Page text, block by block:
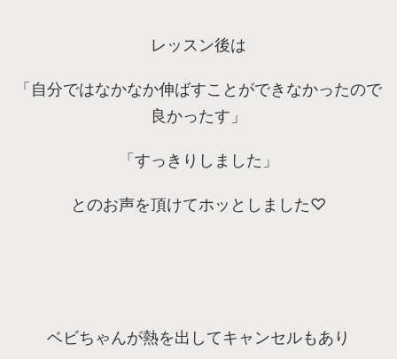
レッスン後は
「自分ではなかなか伸ばすことができなかったので
良かったす」
「すっきりしました」
とのお声を頂けてホッとしました♡
ベビちゃんが熱を出してキャンセルもあり